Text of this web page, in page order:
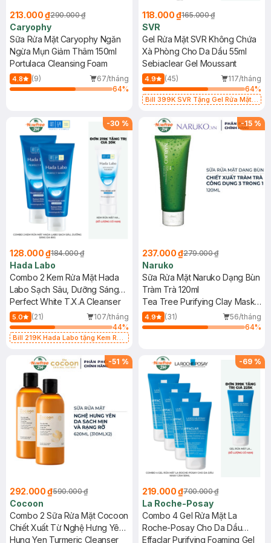
213.000 ₫290.000 ₫
Caryophy
Sữa Rửa Mặt Caryophy Ngăn
Ngừa Mụn Giảm Thâm 150ml
Portulaca Cleansing Foam
4.8 (9)
67/tháng
64%
118.000 ₫165.000 ₫
SVR
Gel Rửa Mặt SVR Không Chứa
Xà Phòng Cho Da Dầu 55ml
Sebiaclear Gel Moussant
4.9 (45)
117/tháng
64%
Bill 399K SVR Tặng Gel Rửa Mặt
(SL có hạn)
-30 %
128.000 ₫184.000 ₫
Hada Labo
Combo 2 Kem Rửa Mặt Hada
Labo Sạch Sâu, Dưỡng Sáng
Da 80g
Perfect White T.X.A Cleanser
5.0 (21)
107/tháng
44%
Bill 219K Hada Labo tặng Kem Rửa
-15 %
237.000 ₫279.000 ₫
Naruko
Sữa Rửa Mặt Naruko Dạng Bùn
Tràm Trà 120ml
Tea Tree Purifying Clay Mask
& Cleanser In 1
4.9 (31)
56/tháng
64%
-51 %
292.000 ₫590.000 ₫
Cocoon
Combo 2 Sữa Rửa Mặt Cocoon
Chiết Xuất Từ Nghệ Hưng Yên
310ml
Hung Yen Turmeric Cleanser
-69 %
219.000 ₫700.000 ₫
La Roche-Posay
Combo 4 Gel Rửa Mặt La
Roche-Posay Cho Da Dầu
Nhạy Cảm 50ml
Effaclar Purifying Foaming Gel